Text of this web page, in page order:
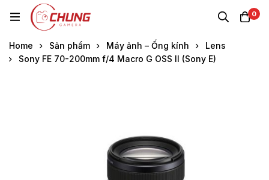
0
Home Sản phẩm Máy ảnh – Ống kính
Lens
Sony FE 70-200mm f/4 Macro G OSS II (Sony E)